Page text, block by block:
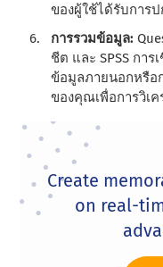
ของผู้ใช้ได้รับการ
การรวมข้อมูล:
ชีต และ SPSS กา
ข้อมูลภายนอกหรือ
ของคุณเพื่อการวิเ
Create
on real-